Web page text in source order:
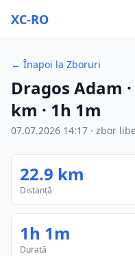
XC-RO
← Înapoi la Zboruri
Dragos Adam
km · 1h 1m
07.07.2026 14:17 · zbor
22.9 km
Distanță
1h 1m
Durată